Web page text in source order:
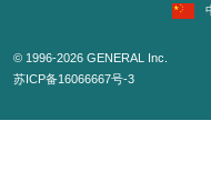
© 1996-2026 GENERAL Inc.
苏ICP备16066667号-3